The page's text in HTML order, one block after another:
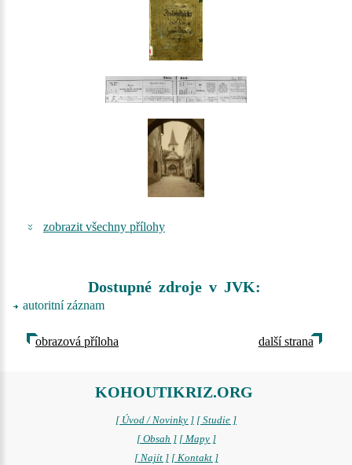
zobrazit všechny přílohy
Dostupné zdroje v JVK:
autoritní záznam
obrazová příloha další strana
KOHOUTIKRIZ.ORG
[ Úvod / Novinky ] [ Studie ]
[ Obsah ] [ Mapy ]
[ Najít ] [ Kontakt ]